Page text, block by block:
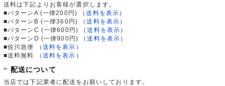
送料は下記よりお客様が選択します。
■パターンA (一律200円)
（送料を表示 ）
■パターンB (一律360円)
（送料を表示 ）
■パターンC (一律600円)
（送料を表示 ）
■パターンD (一律900円)
（送料を表示 ）
■佐川急便
（ 送料を表示 ）
■送料無料
（ 送料を表示 ）
配送について
当店では下記業者に配送をお願いしております。